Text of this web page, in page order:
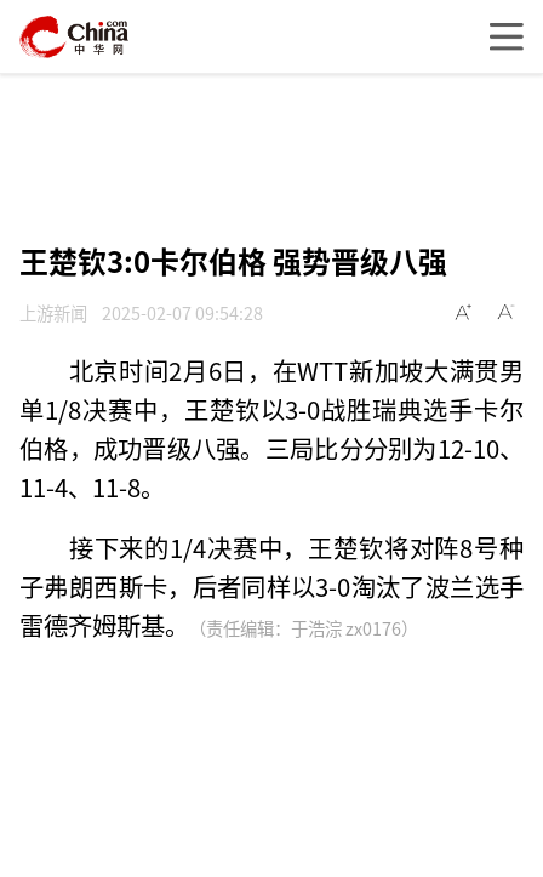
王楚钦3:0卡尔伯格 强势晋级八强
上游新闻 2025-02-07 09:54:28
北京时间2月6日，在WTT新加坡大满贯男
单1/8决赛中，王楚钦以3-0战胜瑞典选手卡尔
伯格，成功晋级八强。三局比分分别为12-10、
11-4、11-8。
接下来的1/4决赛中，王楚钦将对阵8号种
子弗朗西斯卡，后者同样以3-0淘汰了波兰选手
雷德齐姆斯基。
（责任编辑：于浩淙 zx0176）